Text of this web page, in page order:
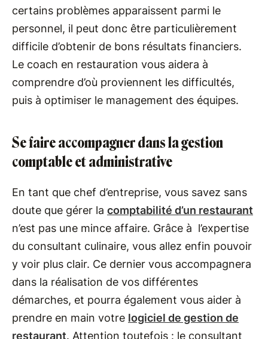
certains problèmes apparaissent parmi le
personnel, il peut donc être particulièrement
difficile d’obtenir de bons résultats financiers.
Le coach en restauration vous aidera à
comprendre d’où proviennent les difficultés,
puis à optimiser le management des équipes.
Se faire accompagner dans la gestion
comptable et administrative
En tant que chef d’entreprise, vous savez sans
doute que gérer la comptabilité d’un restaurant
n’est pas une mince affaire. Grâce à l’expertise
du consultant culinaire, vous allez enfin pouvoir
y voir plus clair. Ce dernier vous accompagnera
dans la réalisation de vos différentes
démarches, et pourra également vous aider à
prendre en main votre logiciel de gestion de
restaurant. Attention toutefois : le consultant